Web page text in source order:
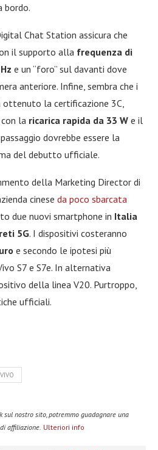
bordo.
Chat Station assicura che
il supporto alla frequenza di
e un “foro” sul davanti dove
anteriore. Infine, sembra che i
ottenuto la certificazione 3C,
la ricarica rapida da 33 W e il
dovrebbe essere la
del debutto ufficiale.
della Marketing Director di
cinese da poco sbarcata
due nuovi smartphone in Italia
reti 5G. I dispositivi costeranno
e secondo le ipotesi più
S7 e S7e. In alternativa
della linea V20. Purtroppo,
ufficiali.
VIVO
nostro sito, potremmo guadagnare una
affiliazione. Ulteriori info